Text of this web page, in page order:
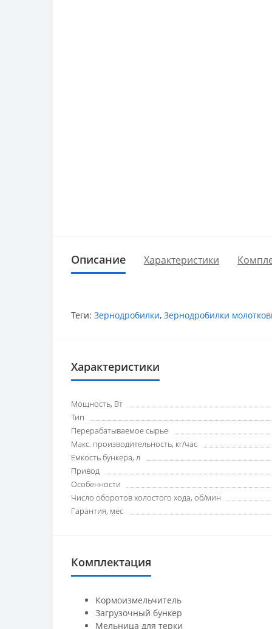
Описание Характеристики
Теги: Зернодробилки, Зернодробилки
Характеристики
Мощность, Вт
Тип
Перерабатываемое сырье
Макс. производительность, кг/час
Емкость бункера, л
Привод
Особенности
Число оборотов холостого хода, об/мин
Гарантия, мес
Комплектация
Кормоизмельчитель
Загрузочный бункер
Мельница для терки